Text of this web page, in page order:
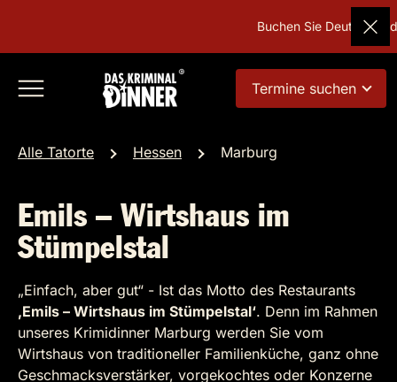
Buchen Sie Deutschlands
Termine suchen
Alle Tatorte Hessen Marburg
Emils – Wirtshaus im
Stümpelstal
„Einfach, aber gut“ - Ist das Motto des Restaurants
‚Emils – Wirtshaus im Stümpelstal‘. Denn im Rahmen
unseres Krimidinner Marburg werden Sie vom
Wirtshaus von traditioneller Familienküche, ganz ohne
Geschmacksverstärker, vorgekochtes oder Konzerne